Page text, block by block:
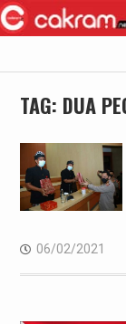
to
TAG: DUA
06/02/2021